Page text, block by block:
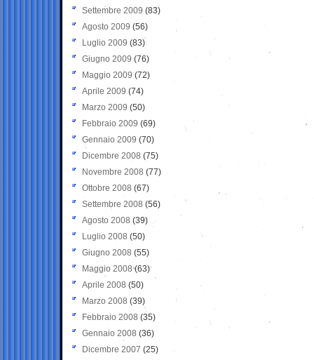
Settembre 2009 (83)
Agosto 2009 (56)
Luglio 2009 (83)
Giugno 2009 (76)
Maggio 2009 (72)
Aprile 2009 (74)
Marzo 2009 (50)
Febbraio 2009 (69)
Gennaio 2009 (70)
Dicembre 2008 (75)
Novembre 2008 (77)
Ottobre 2008 (67)
Settembre 2008 (56)
Agosto 2008 (39)
Luglio 2008 (50)
Giugno 2008 (55)
Maggio 2008(63)
Aprile 2008 (50)
Marzo 2008 (39)
Febbraio 2008 (35)
Gennaio 2008 (36)
Dicembre 2007 (25)